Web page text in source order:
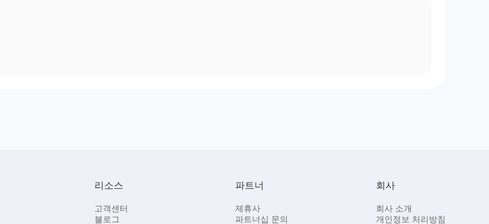
리소스
고객센터
블로그
파트너
제휴사
파트너십 문의
회사
회사 소개
개인정보 처리방침